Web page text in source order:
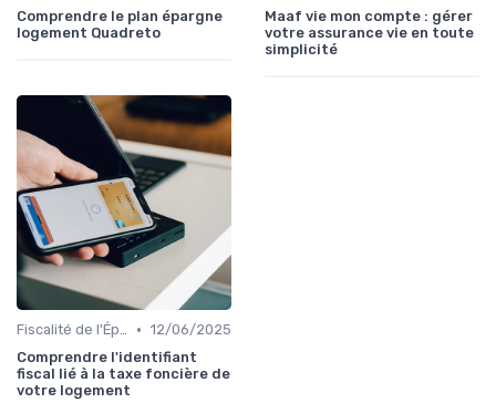
Comprendre le plan épargne
logement Quadreto
Maaf vie mon compte : gérer
votre assurance vie en toute
simplicité
Fiscalité de l'Épargne • 12/06/2025
Comprendre l'identifiant
fiscal lié à la taxe foncière de
votre logement